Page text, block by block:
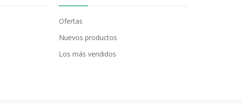
Ofertas
Nuevos productos
Los más vendidos